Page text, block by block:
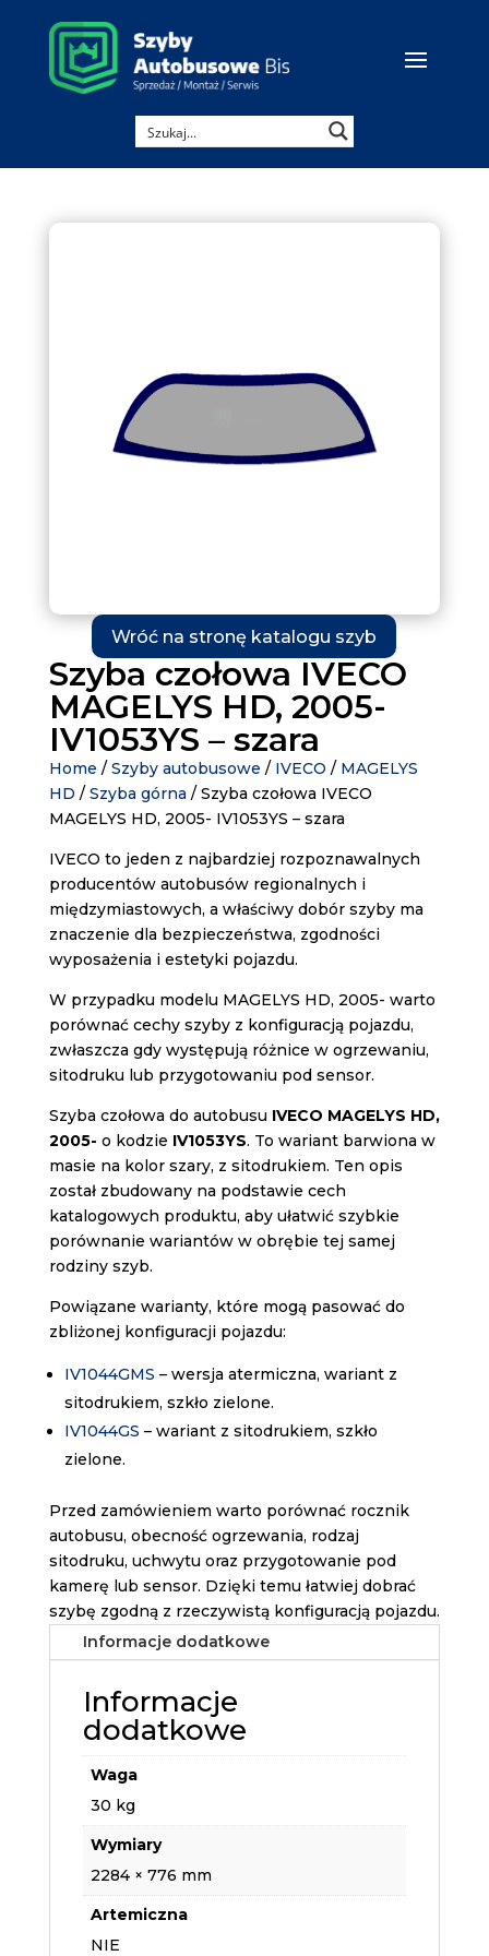
Wróć na stronę katalogu szyb
Szyba czołowa IVECO
MAGELYS HD, 2005-
IV1053YS – szara
Home / Szyby autobusowe / IVECO / MAGELYS
HD / Szyba górna / Szyba czołowa IVECO
MAGELYS HD, 2005- IV1053YS – szara
IVECO to jeden z najbardziej rozpoznawalnych
producentów autobusów regionalnych i
międzymiastowych, a właściwy dobór szyby ma
znaczenie dla bezpieczeństwa, zgodności
wyposażenia i estetyki pojazdu.
W przypadku modelu MAGELYS HD, 2005- warto
porównać cechy szyby z konfiguracją pojazdu,
zwłaszcza gdy występują różnice w ogrzewaniu,
sitodruku lub przygotowaniu pod sensor.
Szyba czołowa do autobusu IVECO MAGELYS HD,
2005- o kodzie IV1053YS. To wariant barwiona w
masie na kolor szary, z sitodrukiem. Ten opis
został zbudowany na podstawie cech
katalogowych produktu, aby ułatwić szybkie
porównanie wariantów w obrębie tej samej
rodziny szyb.
Powiązane warianty, które mogą pasować do
zbliżonej konfiguracji pojazdu:
IV1044GMS – wersja atermiczna, wariant z
sitodrukiem, szkło zielone.
IV1044GS – wariant z sitodrukiem, szkło
zielone.
Przed zamówieniem warto porównać rocznik
autobusu, obecność ogrzewania, rodzaj
sitodruku, uchwytu oraz przygotowanie pod
kamerę lub sensor. Dzięki temu łatwiej dobrać
szybę zgodną z rzeczywistą konfiguracją pojazdu.
Informacje dodatkowe
Informacje
dodatkowe
Waga
30 kg
Wymiary
2284 × 776 mm
Artemiczna
NIE